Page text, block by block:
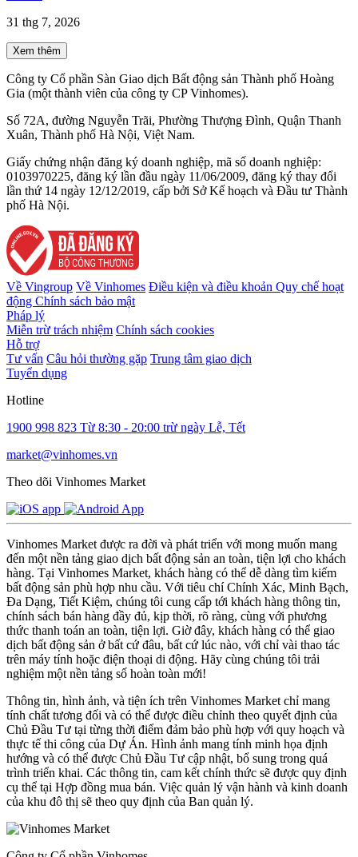
31 thg 7, 2026
Xem thêm
Công ty Cổ phần Sàn Giao dịch Bất động sản Thành phố Hoàng
Gia (một thành viên của công ty CP Vinhomes).
Số 72A, đường Nguyễn Trãi, Phường Thượng Đình, Quận Thanh
Xuân, Thành phố Hà Nội, Việt Nam.
Giấy chứng nhận đăng ký doanh nghiệp, mã số doanh nghiệp:
0103970225, đăng ký lần đầu ngày 11/06/2009, đăng ký thay đổi
lần thứ 14 ngày 12/12/2019, cấp bởi Sở Kế hoạch và Đầu tư Thành
phố Hà Nội.
Về Vingroup Về Vinhomes Điều kiện và điều khoản Quy chế hoạt
động Chính sách bảo mật
Pháp lý
Miễn trừ trách nhiệm Chính sách cookies
Hỗ trợ
Tư vấn Câu hỏi thường gặp Trung tâm giao dịch
Tuyển dụng
Hotline
1900 998 823 Từ 8:30 - 20:00 trừ ngày Lễ, Tết
market@vinhomes.vn
Theo dõi Vinhomes Market
Vinhomes Market được ra đời và phát triển với mong muốn mang
đến một nền tảng giao dịch bất động sản an toàn, tiện lợi cho khách
hàng. Tại Vinhomes Market, khách hàng có thể dễ dàng tìm kiếm
bất động sản phù hợp nhu cầu. Với tiêu chí Chính Xác, Minh Bạch,
Đa Dạng, Tiết Kiệm, chúng tôi cung cấp tới khách hàng thông tin,
chính sách bán hàng đầy đủ, kịp thời, rõ ràng, cùng với phương
thức thanh toán an toàn, tiện lợi. Giờ đây, khách hàng có thể giao
dịch bất động sản ở bất cứ đâu, bất cứ lúc nào, với chỉ vài thao tác
trên máy tính hoặc điện thoại di động. Hãy cùng chúng tôi trải
nghiệm một nền tảng số hoàn toàn mới!
Thông tin, hình ảnh, và tiện ích trên Vinhomes Market chỉ mang
tính chất tương đối và có thể được điều chỉnh theo quyết định của
Chủ Đầu Tư tại từng thời điểm đảm bảo phù hợp với quy hoạch và
thực tế thi công của Dự Án. Hình ảnh mang tính minh họa định
hướng và có thể được Chủ Đầu Tư cập nhật, bổ sung trong quá
trình triển khai. Các thông tin, cam kết chính thức sẽ được quy định
cụ thể tại Hợp đồng mua bán. Việc quản lý vận hành và kinh doanh
của khu đô thị sẽ theo quy định của Ban quản lý.